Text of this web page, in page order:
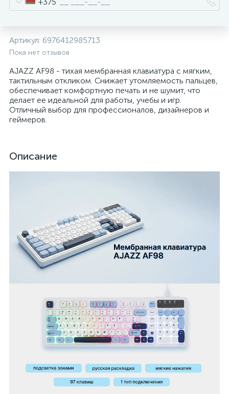
Артикул: 6976412985713
Пока нет отзывов
AJAZZ AF98 - тихая мембранная клавиатура с мягким,
тактильным откликом. Снижает утомляемость пальцев,
обеспечивает комфортную печать и не шумит, что
делает ее идеальной для работы, учебы и игр.
Отличный выбор для профессионалов, дизайнеров и
геймеров.
Описание